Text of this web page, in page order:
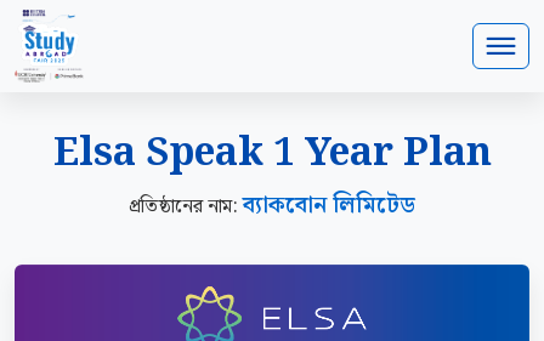
Elsa Speak 1 Year Plan
প্রতিষ্ঠানের নাম:ব্যাকবোন লিমিটেড